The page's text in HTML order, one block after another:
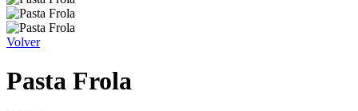
Volver
Pasta Frola